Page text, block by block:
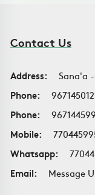
Contact Us
Address:
Sana'a
Phone:
Phone:
Mobile:
Whatsapp:
Email:
Message